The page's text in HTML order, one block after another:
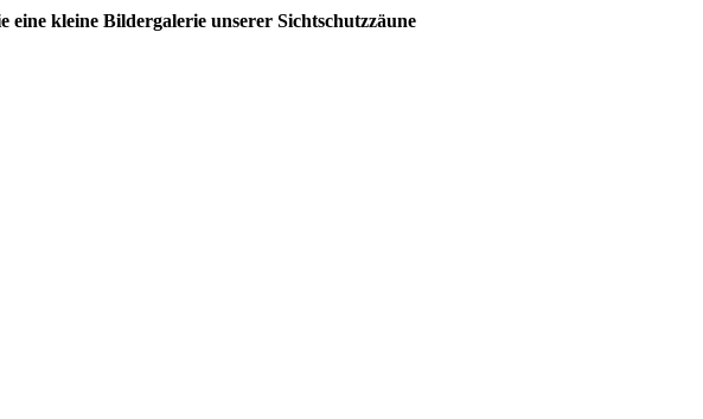
eine kleine Bildergalerie unserer Sichtschutzzäune